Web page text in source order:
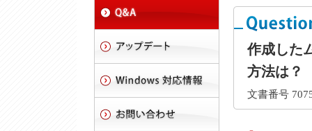
作成した
方法は？
文書番号